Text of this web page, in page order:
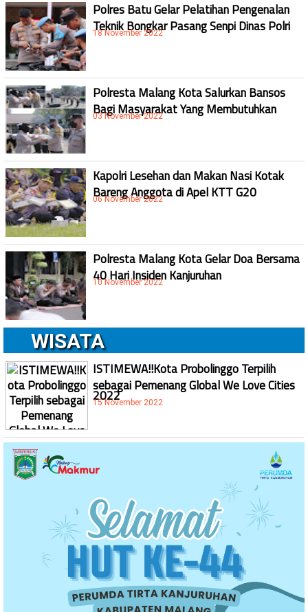
Polres Batu Gelar Pelatihan Pengenalan
Teknik Bongkar Pasang Senpi Dinas Polri
18 November 2022
Polresta Malang Kota Salurkan Bansos
Bagi Masyarakat Yang Membutuhkan
03 November 2022
Kapolri Lesehan dan Makan Nasi Kotak
Bareng Anggota di Apel KTT G20
06 November 2022
Polresta Malang Kota Gelar Doa Bersama
40 Hari Insiden Kanjuruhan
10 November 2022
WISATA
ISTIMEWA!!Kota Probolinggo Terpilih
sebagai Pemenang Global We Love Cities
2022
15 November 2022